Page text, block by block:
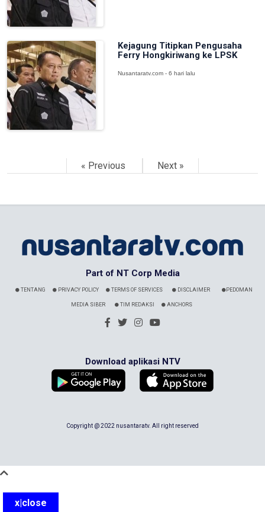
Kejagung Titipkan Pengusaha
Ferry Hongkiriwang ke LPSK
Nusantaratv.com - 6 hari lalu
« Previous Next »
Part of NT Corp Media
TENTANG PRIVACY POLICY TERMS OF SERVICES DISCLAIMER PEDOMAN
MEDIA SIBER TIM REDAKSI ANCHORS
Download aplikasi NTV
Copyright @ 2022 nusantaratv. All right reserved
x|close